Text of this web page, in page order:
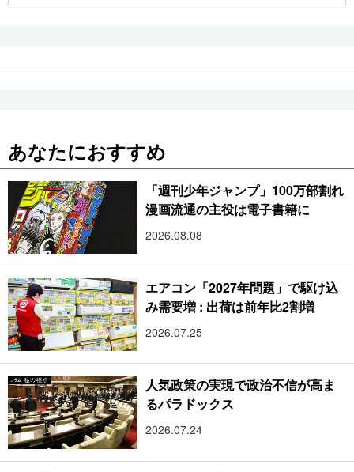
あなたにおすすめ
「週刊少年ジャンプ」100万部割れ
漫画流通の主役は電子書籍に
2026.08.08
エアコン「2027年問題」で駆け込
み需要増 : 出荷は前年比2割増
2026.07.25
人気政策の実現で政治不信が高ま
るパラドックス
2026.07.24